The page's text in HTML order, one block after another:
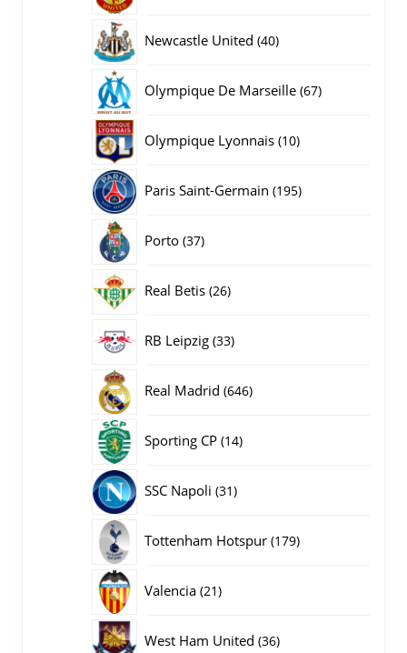
Newcastle United 4040
Olympique De Marseille 6767
Olympique Lyonnais 1010
Paris Saint-Germain 195195
Porto 3737
Real Betis 2626
RB Leipzig 3333
Real Madrid 646646
Sporting CP 1414
SSC Napoli 3131
Tottenham Hotspur 179179
Valencia 2121
West Ham United 3636